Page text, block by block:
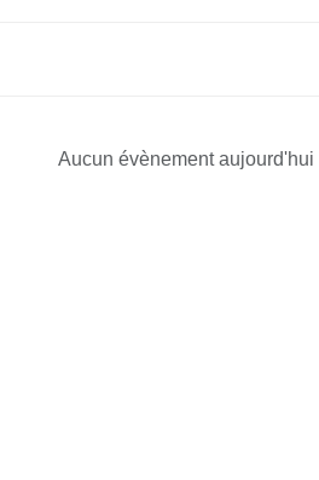
Aucun évènement aujourd'hui